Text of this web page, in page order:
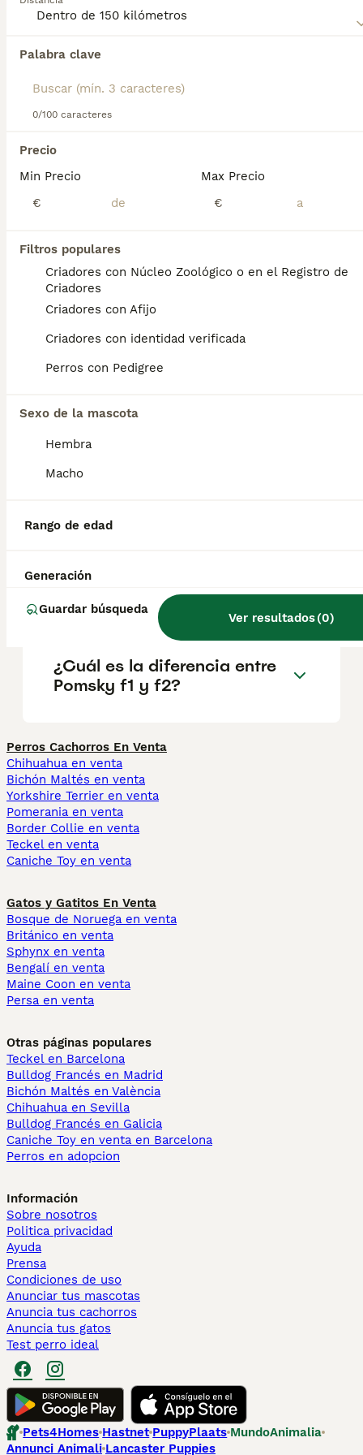
Palabra clave
0/100 caracteres
Precio
Min Precio
€
Max Precio
€
Filtros populares
Criadores con Núcleo Zoológico o en el Registro de
Criadores
Criadores con Afijo
Criadores con identidad verificada
Perros con Pedigree
Sexo de la mascota
Hembra
Macho
Rango de edad
Generación
Guardar búsqueda
Ver resultados(0)
Lee nuestra página de consejos de compra de
Encontramos 0 Pomsky Perros para monta
Si deseas exactamente esta búsqueda guarda tu
búsqueda y espera el resultado perfecto:
Preguntas frecuentes
¿Cuánto cuesta un cachorro
de Pomsky?
El coste medio de un cachorro de Pomsky
en España es de aproximadamente 853€,
aunque los precios pueden variar según
factores como el pedigrí, la reputación del
¿Qué tamaño tiene un
¿Es difícil entrenar a un
¿Qué cruce es un Pomsky?
¿Cuál es la diferencia entre
Pomsky f1 y f2?
Perros Cachorros En Venta
Chihuahua en venta
Bichón Maltés en venta
Yorkshire Terrier en venta
Pomerania en venta
Border Collie en venta
Teckel en venta
Caniche Toy en venta
Gatos y Gatitos En Venta
Bosque de Noruega en venta
Británico en venta
Sphynx en venta
Bengalí en venta
Maine Coon en venta
Persa en venta
Otras páginas populares
Teckel en Barcelona
Bulldog Francés en Madrid
Bichón Maltés en València
Chihuahua en Sevilla
Bulldog Francés en Galicia
Caniche Toy en venta en Barcelona
Perros en adopcion
Información
Sobre nosotros
Politica privacidad
Ayuda
Prensa
Condiciones de uso
Anunciar tus mascotas
Anuncia tus cachorros
Anuncia tus gatos
Test perro ideal
Pets4Homes Hastnet PuppyPlaats MundoAnimalia
Annunci Animali Lancaster Puppies